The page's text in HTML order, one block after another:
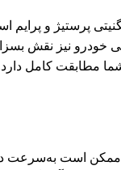
پرستیژ و پرایم
خودرو نیز نقش
مطابقت کامل دارد.
ممکن است